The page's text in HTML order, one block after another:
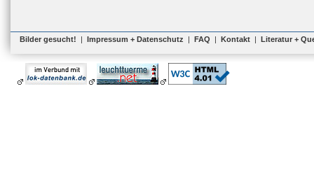
Bilder gesucht! | Impressum + Datenschutz | FAQ | Kontakt | Literatur +